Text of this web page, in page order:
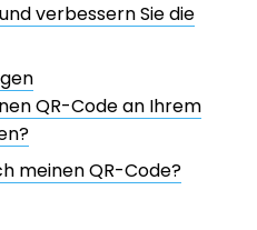
verbessern Sie die
QR-Code an Ihrem
meinen QR-Code?